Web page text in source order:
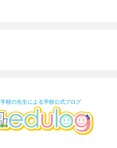
学校の先生による学校公式ブログ